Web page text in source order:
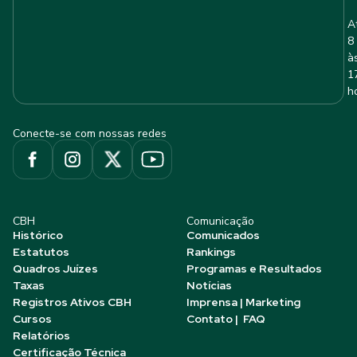
8
Conecte-se com nossas redes
CBH
Histórico
Estatutos
Quadros Juízes
Taxas
Registros Ativos CBH
Cursos
Relatórios
Certificação Técnica
Comunicação
Comunicados
Rankings
Programas e Resultados
Notícias
Imprensa | Marketing
Contato | FAQ